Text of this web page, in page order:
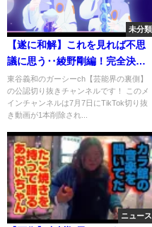
未分類
【遂に和解】これを見れば不思
議に思う‥綾野剛編！完全決着
か！？
東谷義和のガーシーch【芸能界の裏側】
の公認切り抜きチャンネルです！ このメ
インチャンネルは7月7日にTikTok切り抜
き動画が1本削除され...
ニュース